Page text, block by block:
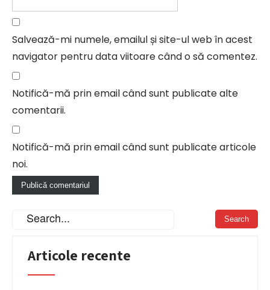
Salvează-mi numele, emailul și site-ul web în acest
navigator pentru data viitoare când o să comentez.
Notifică-mă prin email când sunt publicate alte
comentarii.
Notifică-mă prin email când sunt publicate articole
noi.
Articole recente